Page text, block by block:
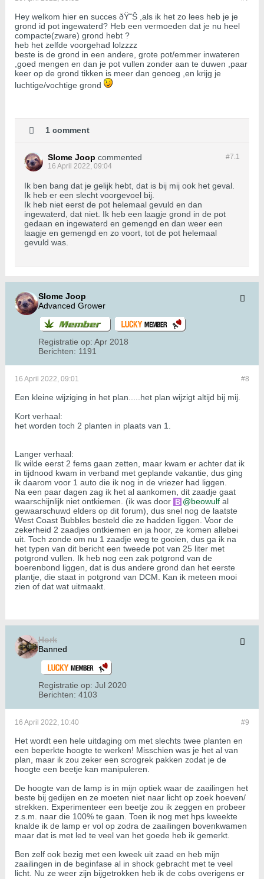
Hey welkom hier en succes ðŸ˜Š ,als ik het zo lees heb je je
grond id pot ingewaterd? Heb een vermoeden dat je nu heel
compacte(zware) grond hebt ?
heb het zelfde voorgehad lolzzzz
beste is de grond in een andere, grote pot/emmer inwateren
,goed mengen en dan je pot vullen zonder aan te duwen ,paar
keer op de grond tikken is meer dan genoeg ,en krijg je
luchtige/vochtige grond
1 comment
#7.1
Slome Joop commented
16 April 2022, 09:04
Ik ben bang dat je gelijk hebt, dat is bij mij ook het geval.
Ik heb er een slecht voorgevoel bij.
Ik heb niet eerst de pot helemaal gevuld en dan
ingewaterd, dat niet. Ik heb een laagje grond in de pot
gedaan en ingewaterd en gemengd en dan weer een
laagje en gemengd en zo voort, tot de pot helemaal
gevuld was.
Slome Joop
Advanced Grower
Registratie op: Apr 2018
Berichten: 1191
#8
16 April 2022, 09:01
Een kleine wijziging in het plan.....het plan wijzigt altijd bij mij.
Kort verhaal:
het worden toch 2 planten in plaats van 1.
Langer verhaal:
Ik wilde eerst 2 fems gaan zetten, maar kwam er achter dat ik
in tijdnood kwam in verband met geplande vakantie, dus ging
ik daarom voor 1 auto die ik nog in de vriezer had liggen.
Na een paar dagen zag ik het al aankomen, dit zaadje gaat
waarschijnlijk niet ontkiemen. (ik was door
beowulf al
gewaarschuwd elders op dit forum), dus snel nog de laatste
West Coast Bubbles besteld die ze hadden liggen. Voor de
zekerheid 2 zaadjes ontkiemen en ja hoor, ze komen allebei
uit. Toch zonde om nu 1 zaadje weg te gooien, dus ga ik na
het typen van dit bericht een tweede pot van 25 liter met
potgrond vullen. Ik heb nog een zak potgrond van de
boerenbond liggen, dat is dus andere grond dan het eerste
plantje, die staat in potgrond van DCM. Kan ik meteen mooi
zien of dat wat uitmaakt.
Hork
Banned
Registratie op: Jul 2020
Berichten: 4103
#9
16 April 2022, 10:40
Het wordt een hele uitdaging om met slechts twee planten en
een beperkte hoogte te werken! Misschien was je het al van
plan, maar ik zou zeker een scrogrek pakken zodat je de
hoogte een beetje kan manipuleren.
De hoogte van de lamp is in mijn optiek waar de zaailingen het
beste bij gedijen en ze moeten niet naar licht op zoek hoeven/
strekken. Experimenteer een beetje zou ik zeggen en probeer
z.s.m. naar die 100% te gaan. Toen ik nog met hps kweekte
knalde ik de lamp er vol op zodra de zaailingen bovenkwamen
maar dat is met led te veel van het goede heb ik gemerkt.
Ben zelf ook bezig met een kweek uit zaad en heb mijn
zaailingen in de beginfase al in shock gebracht met te veel
licht. Nu ze weer zijn bijgetrokken heb ik de cobs overigens er